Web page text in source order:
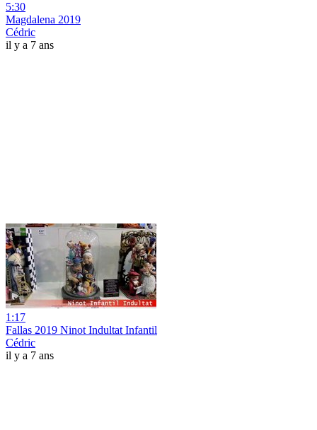
5:30
Magdalena 2019
Cédric
il y a 7 ans
1:17
Fallas 2019 Ninot Indultat Infantil
Cédric
il y a 7 ans